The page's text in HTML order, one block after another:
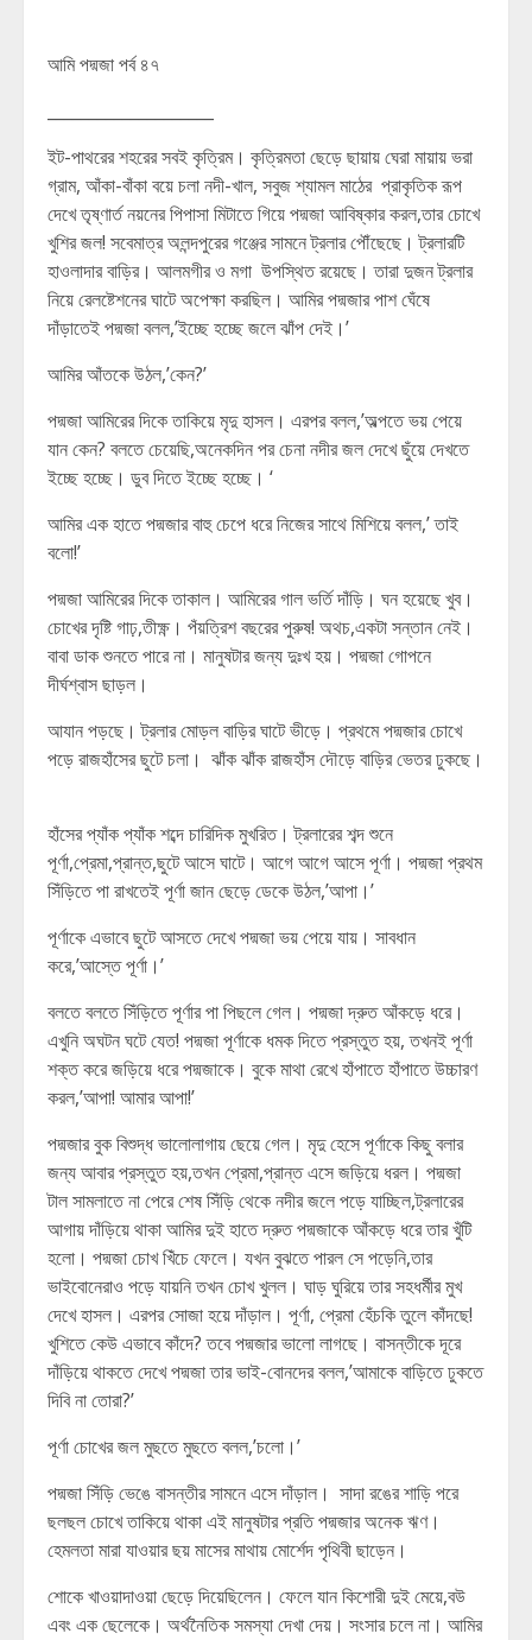
আমি পদ্মজা পর্ব ৪৭
ইট-পাথরের শহরের সবই কৃত্রিম। কৃত্রিমতা ছেড়ে ছায়ায় ঘেরা মায়ায় ভরা
গ্রাম, আঁকা-বাঁকা বয়ে চলা নদী-খাল, সবুজ শ্যামল মাঠের প্রাকৃতিক রূপ
দেখে তৃষ্ণার্ত নয়নের পিপাসা মিটাতে গিয়ে পদ্মজা আবিষ্কার করল,তার চোখে
খুশির জল! সবেমাত্র অলন্দপুরের গঞ্জের সামনে ট্রলার পৌঁছেছে। ট্রলারটি
হাওলাদার বাড়ির। আলমগীর ও মগা উপস্থিত রয়েছে। তারা দুজন ট্রলার
নিয়ে রেলষ্টেশনের ঘাটে অপেক্ষা করছিল। আমির পদ্মজার পাশ ঘেঁষে
দাঁড়াতেই পদ্মজা বলল,’ইচ্ছে হচ্ছে জলে ঝাঁপ দেই।’
আমির আঁতকে উঠল,’কেন?’
পদ্মজা আমিরের দিকে তাকিয়ে মৃদু হাসল। এরপর বলল,’অল্পতে ভয় পেয়ে
যান কেন? বলতে চেয়েছি,অনেকদিন পর চেনা নদীর জল দেখে ছুঁয়ে দেখতে
ইচ্ছে হচ্ছে। ডুব দিতে ইচ্ছে হচ্ছে। ‘
আমির এক হাতে পদ্মজার বাহু চেপে ধরে নিজের সাথে মিশিয়ে বলল,’ তাই
বলো!’
পদ্মজা আমিরের দিকে তাকাল। আমিরের গাল ভর্তি দাঁড়ি। ঘন হয়েছে খুব।
চোখের দৃষ্টি গাঢ়,তীক্ষ্ণ। পঁয়ত্রিশ বছরের পুরুষ! অথচ,একটা সন্তান নেই।
বাবা ডাক শুনতে পারে না। মানুষটার জন্য দুঃখ হয়। পদ্মজা গোপনে
দীর্ঘশ্বাস ছাড়ল।
আযান পড়ছে। ট্রলার মোড়ল বাড়ির ঘাটে ভীড়ে। প্রথমে পদ্মজার চোখে
পড়ে রাজহাঁসের ছুটে চলা। ঝাঁক ঝাঁক রাজহাঁস দৌড়ে বাড়ির ভেতর ঢুকছে।
হাঁসের প্যাঁক প্যাঁক শব্দে চারিদিক মুখরিত। ট্রলারের শব্দ শুনে
পূর্ণা,প্রেমা,প্রান্ত,ছুটে আসে ঘাটে। আগে আগে আসে পূর্ণা। পদ্মজা প্রথম
সিঁড়িতে পা রাখতেই পূর্ণা জান ছেড়ে ডেকে উঠল,’আপা।’
পূর্ণাকে এভাবে ছুটে আসতে দেখে পদ্মজা ভয় পেয়ে যায়। সাবধান
করে,’আস্তে পূর্ণা।’
বলতে বলতে সিঁড়িতে পূর্ণার পা পিছলে গেল। পদ্মজা দ্রুত আঁকড়ে ধরে।
এখুনি অঘটন ঘটে যেত! পদ্মজা পূর্ণাকে ধমক দিতে প্রস্তুত হয়, তখনই পূর্ণা
শক্ত করে জড়িয়ে ধরে পদ্মজাকে। বুকে মাথা রেখে হাঁপাতে হাঁপাতে উচ্চারণ
করল,’আপা! আমার আপা!’
পদ্মজার বুক বিশুদ্ধ ভালোলাগায় ছেয়ে গেল। মৃদু হেসে পূর্ণাকে কিছু বলার
জন্য আবার প্রস্তুত হয়,তখন প্রেমা,প্রান্ত এসে জড়িয়ে ধরল। পদ্মজা
টাল সামলাতে না পেরে শেষ সিঁড়ি থেকে নদীর জলে পড়ে যাচ্ছিল,ট্রলারের
আগায় দাঁড়িয়ে থাকা আমির দুই হাতে দ্রুত পদ্মজাকে আঁকড়ে ধরে তার খুঁটি
হলো। পদ্মজা চোখ খিঁচে ফেলে। যখন বুঝতে পারল সে পড়েনি,তার
ভাইবোনেরাও পড়ে যায়নি তখন চোখ খুলল। ঘাড় ঘুরিয়ে তার সহধর্মীর মুখ
দেখে হাসল। এরপর সোজা হয়ে দাঁড়াল। পূর্ণা, প্রেমা হেঁচকি তুলে কাঁদছে!
খুশিতে কেউ এভাবে কাঁদে? তবে পদ্মজার ভালো লাগছে। বাসন্তীকে দূরে
দাঁড়িয়ে থাকতে দেখে পদ্মজা তার ভাই-বোনদের বলল,’আমাকে বাড়িতে ঢুকতে
দিবি না তোরা?’
পূর্ণা চোখের জল মুছতে মুছতে বলল,’চলো।’
পদ্মজা সিঁড়ি ভেঙে বাসন্তীর সামনে এসে দাঁড়াল। সাদা রঙের শাড়ি পরে
ছলছল চোখে তাকিয়ে থাকা এই মানুষটার প্রতি পদ্মজার অনেক ঋণ।
হেমলতা মারা যাওয়ার ছয় মাসের মাথায় মোর্শেদ পৃথিবী ছাড়েন।
শোকে খাওয়াদাওয়া ছেড়ে দিয়েছিলেন। ফেলে যান কিশোরী দুই মেয়ে,বউ
এবং এক ছেলেকে। অর্থনৈতিক সমস্যা দেখা দেয়। সংসার চলে না। আমির